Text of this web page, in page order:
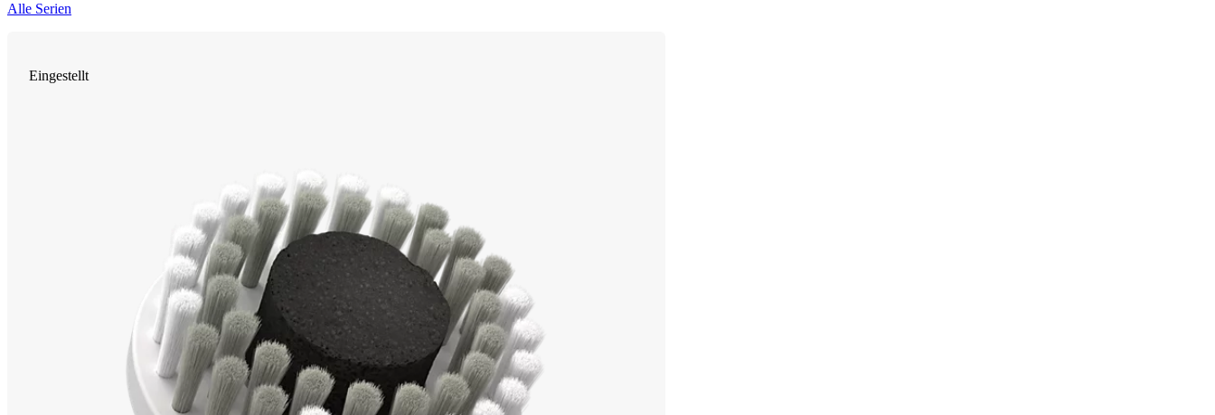
Alle Serien
Eingestellt